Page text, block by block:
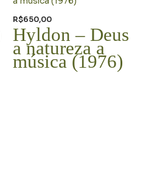
R$650,00
Hyldon – Deus
a natureza a
música (1976)